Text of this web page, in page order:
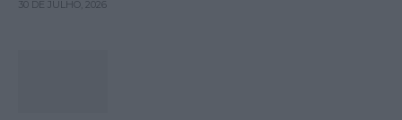
30 DE JULHO, 2026